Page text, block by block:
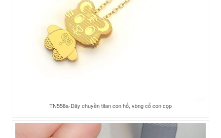
TN558a-Dây chuyền titan con hổ, vòng cổ con cọp